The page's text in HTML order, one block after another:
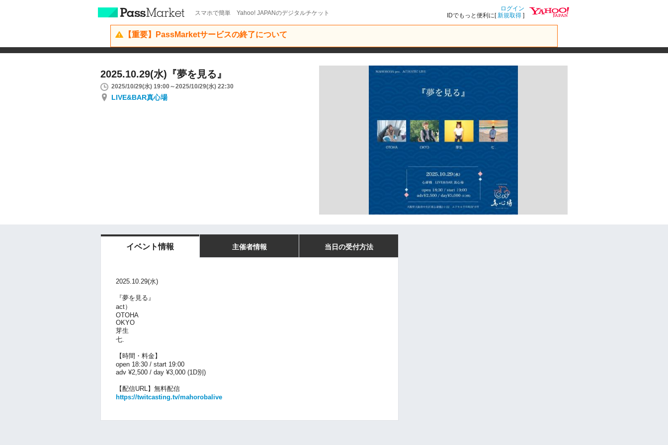
スマホで簡単 Yahoo! JAPANのデジタルチケット
ログイン
IDでもっと便利に[新規取得 ]
【重要】PassMarketサービスの終了について
2025.10.29(水)『夢を見る』
2025/10/29(水) 19:00～2025/10/29(水) 22:30
LIVE&BAR真心場
イベント情報 主催者情報 当日の受付方法
2025.10.29(水)
『夢を見る』
act）
OTOHA
OKYO
芽生
七.
【時間・料金】
open 18:30 / start 19:00
adv ¥2,500 / day ¥3,000 (1D別)
【配信URL】無料配信
https://twitcasting.tv/mahorobalive